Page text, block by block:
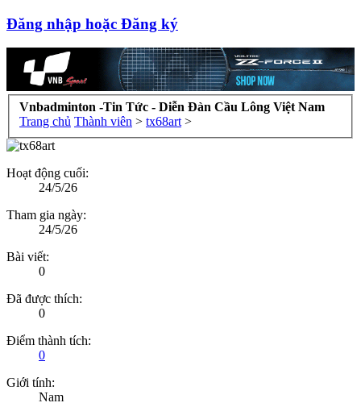
Đăng nhập hoặc Đăng ký
Vnbadminton -Tin Tức - Diễn Đàn Cầu Lông Việt Nam
Trang chủ Thành viên > tx68art >
Hoạt động cuối:
24/5/26
Tham gia ngày:
24/5/26
Bài viết:
0
Đã được thích:
0
Điểm thành tích:
0
Giới tính:
Nam